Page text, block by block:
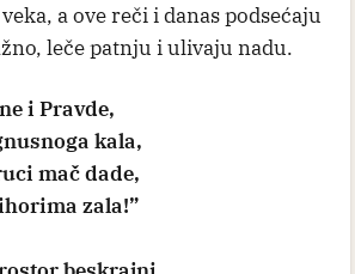
a ove reči i danas podsećaju
leče patnju i ulivaju nadu.
i Pravde,
kala,
mač dade,
zala!”